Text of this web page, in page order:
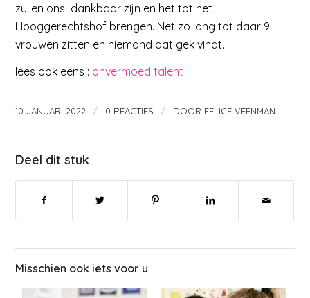
zullen ons dankbaar zijn en het tot het
Hooggerechtshof brengen. Net zo lang tot daar 9
vrouwen zitten en niemand dat gek vindt.
lees ook eens : onvermoed talent
10 JANUARI 2022 / 0 REACTIES / DOOR FELICE VEENMAN
Deel dit stuk
Misschien ook iets voor u